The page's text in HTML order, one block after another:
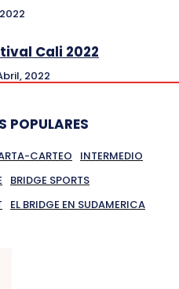
Cali 2022
2022
POPULARES
CARTEO
INTERMEDIO
BRIDGE SPORTS
EL BRIDGE EN SUDAMERICA